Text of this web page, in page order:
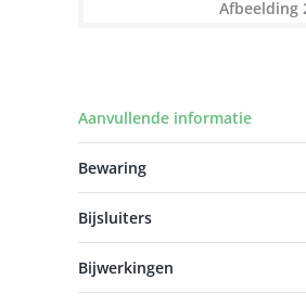
Aanvullende informatie
Bewaring
Bijsluiters
Bijwerkingen